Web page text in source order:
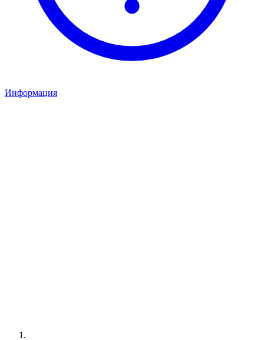
Информация